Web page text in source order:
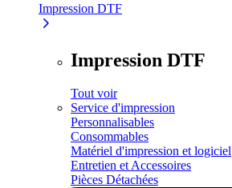
Impression DTF
Impression DTF
Tout voir
Service d'impression
Personnalisables
Consommables
Matériel d'impression et logiciel
Entretien et Accessoires
Pièces Détachées